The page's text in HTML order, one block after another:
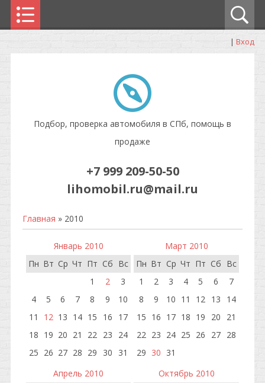
| Вход
Подбор, проверка автомобиля в СПб, помощь в
продаже
+7 999 209-50-50
lihomobil.ru@mail.ru
Главная » 2010
Январь 2010
Пн Вт Ср Чт Пт Сб Вс
1
2
3
4
5 6 7 8 9
10
11
12 13 14 15 16
17
18 19 20 21 22 23
24
25 26 27 28 29 30 31
Март 2010
Пн Вт Ср Чт Пт Сб Вс
1
2 3 4 5 6
7
8
9 10 11 12 13
14
15 16 17 18 19 20
21
22 23 24 25 26 27 28
29 30 31
Апрель 2010
Октябрь 2010